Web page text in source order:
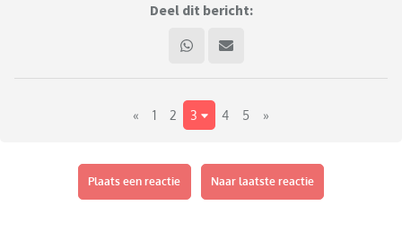
wel minimaal 165 cm wordt. Zelf hoopt ze op 170 cm. Wat is
lengte na de eerste ongesteldheid?
Deel dit bericht:
« 1 2 3 4 5 »
Plaats een reactie Naar laatste reactie